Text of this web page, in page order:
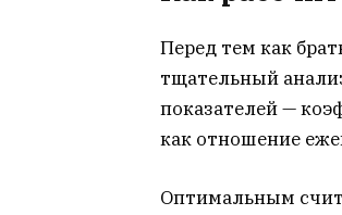
Перед тем как
тщательный
показателей —
как отношение
Оптимальным